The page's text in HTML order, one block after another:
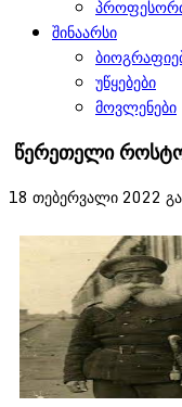
შინაარსი
უწყებები
მოვლენები
წერეთელი
18 თებერვალი 2022